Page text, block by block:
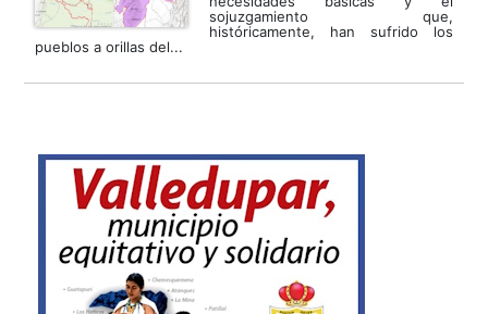
sojuzgamiento que,
históricamente, han sufrido los
pueblos a orillas del...